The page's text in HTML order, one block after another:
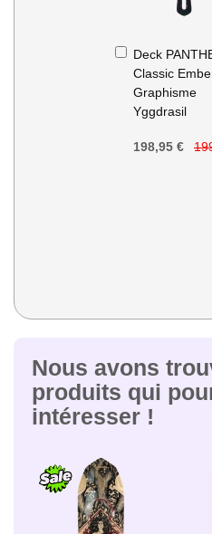
Deck
Classic
Graphisme
Yggdrasil
198,95 €
Ajouter
au
panier
Nous avons
produits qui
intéresser !